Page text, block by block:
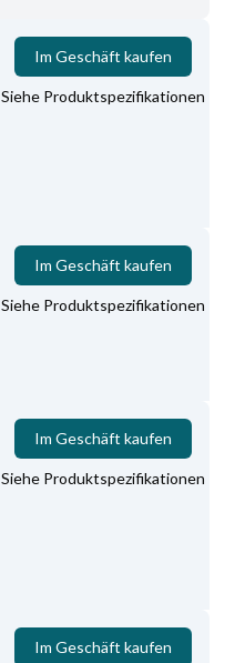
Im Geschäft kaufen
Siehe Produktspezifikationen
Im Geschäft kaufen
Siehe Produktspezifikationen
Im Geschäft kaufen
Siehe Produktspezifikationen
Im Geschäft kaufen